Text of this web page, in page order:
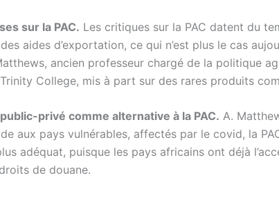
sur la PAC. Les critiques sur la PAC datent du
aides d’exportation, ce qui n’est plus le cas
ancien professeur chargé de la politique
College, mis à part sur des rares produits
privé comme alternative à la PAC. A.
aux pays vulnérables, affectés par le covid, la
adéquat, puisque les pays africains ont déjà
de douane.